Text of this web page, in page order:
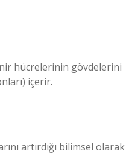
hücrelerinin gövdelerini
içerir.
artırdığı bilimsel olarak